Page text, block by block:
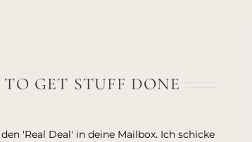
GET STUFF DONE
'Real Deal' in deine Mailbox. Ich schicke